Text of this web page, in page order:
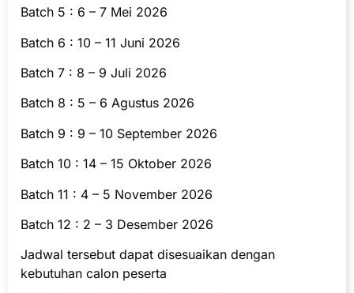
Batch 5 : 6 – 7 Mei 2026
Batch 6 : 10 – 11 Juni 2026
Batch 7 : 8 – 9 Juli 2026
Batch 8 : 5 – 6 Agustus 2026
Batch 9 : 9 – 10 September 2026
Batch 10 : 14 – 15 Oktober 2026
Batch 11 : 4 – 5 November 2026
Batch 12 : 2 – 3 Desember 2026
Jadwal tersebut dapat disesuaikan dengan
kebutuhan calon peserta